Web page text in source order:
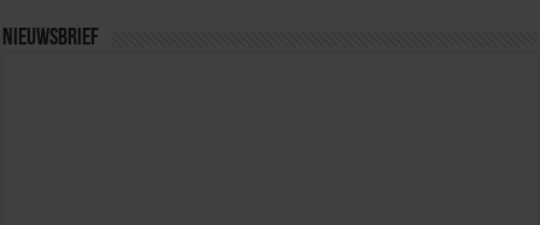
Nieuwsbrief